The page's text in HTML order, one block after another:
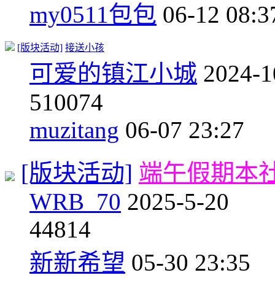
my0511包包 06-12
[版块活动] 接送小孩
可爱的镇江小城 2024-
510074
muzitang 06-07 23:27
[版块活动] 端午假期本
WRB_70 2025-5-20
44814
新新希望 05-30 23:35